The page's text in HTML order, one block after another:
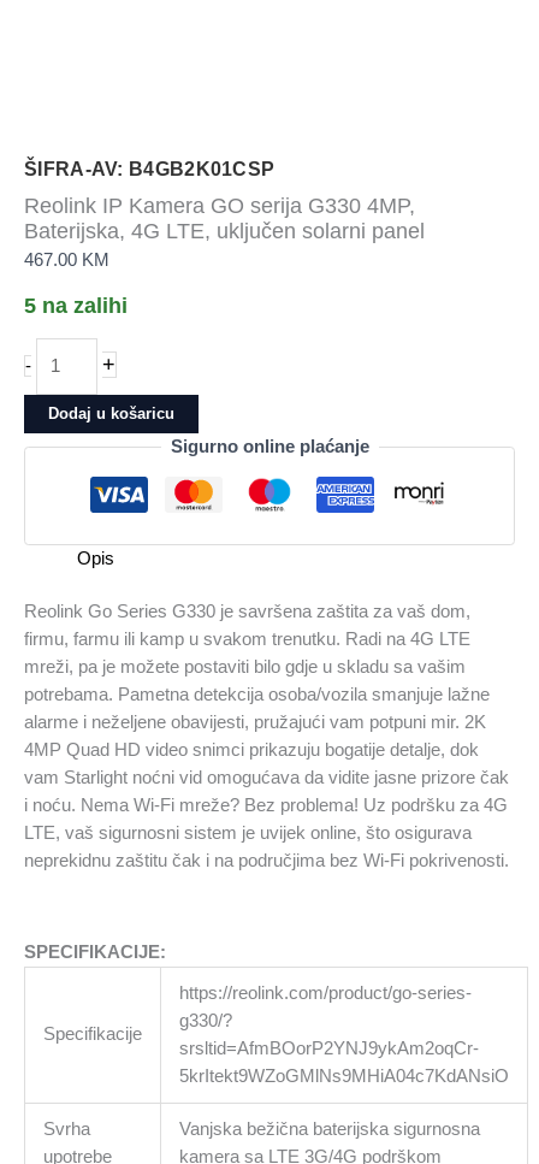
ŠIFRA-AV: B4GB2K01CSP
Reolink IP Kamera GO serija G330 4MP,
Baterijska, 4G LTE, uključen solarni panel
467.00 KM
5 na zalihi
-
Kamera
GO
Baterijska,
LTE,
uključen
solarni
panel
količina
+
Dodaj u košaricu
Sigurno online plaćanje
Opis
Reolink Go Series G330 je savršena zaštita za vaš dom,
firmu, farmu ili kamp u svakom trenutku. Radi na 4G LTE
mreži, pa je možete postaviti bilo gdje u skladu sa vašim
potrebama. Pametna detekcija osoba/vozila smanjuje lažne
alarme i neželjene obavijesti, pružajući vam potpuni mir. 2K
4MP Quad HD video snimci prikazuju bogatije detalje, dok
vam Starlight noćni vid omogućava da vidite jasne prizore čak
i noću. Nema Wi-Fi mreže? Bez problema! Uz podršku za 4G
LTE, vaš sigurnosni sistem je uvijek online, što osigurava
neprekidnu zaštitu čak i na područjima bez Wi-Fi pokrivenosti.
SPECIFIKACIJE:
Specifikacije
https://reolink.com/product/go-series-
g330/?
srsltid=AfmBOorP2YNJ9ykAm2oqCr-
5krItekt9WZoGMlNs9MHiA04c7KdANsiO
Svrha
upotrebe
Vanjska bežična baterijska sigurnosna
kamera sa LTE 3G/4G podrškom